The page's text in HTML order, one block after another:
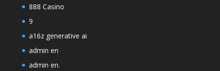
888 Casino
9
a16z generative ai
admin en
admin en.